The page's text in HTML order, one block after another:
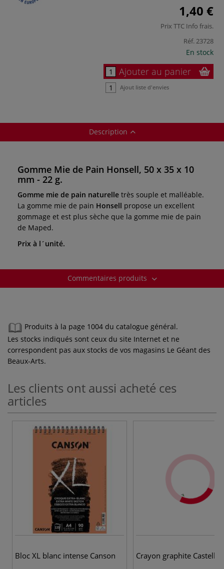
1,40 €
Prix TTC Info frais.
Réf.23728
En stock
Ajouter au panier
Ajout liste d'envies
Description
Gomme Mie de Pain Honsell, 50 x 35 x 10
mm - 22 g.
Gomme mie de pain naturelle très souple et malléable.
La gomme mie de pain Honsell propose un excellent
gommage et est plus sèche que la gomme mie de pain
de Maped.
Prix à l´unité.
Commentaires produits
Produits à la page 1004 du catalogue général.
Les stocks indiqués sont ceux du site Internet et ne
correspondent pas aux stocks de vos magasins Le Géant des
Beaux-Arts.
Les clients ont aussi acheté ces
articles
Bloc XL blanc intense Canson Crayon graphite Castell